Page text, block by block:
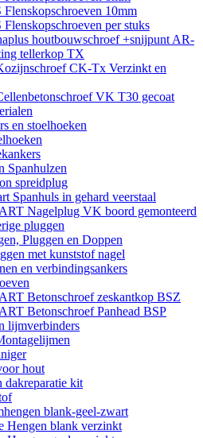
Flenskopschroeven 10mm
Flenskopschroeven per stuks
houtbouwschroef +snijpunt AR-
tellerkop TX
CK-Tx Verzinkt en
VK T30 gecoat
en stoelhoeken
Spanhulzen
spreidplug
Spanhuls in gehard veerstaal
Nagelplug VK boord gemonteerd
pluggen
Pluggen en Doppen
met kunststof nagel
en verbindingsankers
Betonschroef zeskantkop BSZ
Betonschroef Panhead BSP
lijmverbinders
hout
kit
blank-geel-zwart
Hengen blank verzinkt